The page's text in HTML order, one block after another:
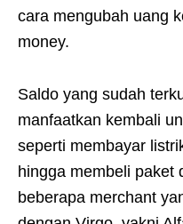
cara mengubah uang
money.
Saldo yang sudah
manfaatkan kembali
seperti membayar
hingga membeli paket
beberapa merchant